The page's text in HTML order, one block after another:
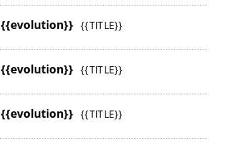
{{evolution}} {{TITLE}}
{{evolution}} {{TITLE}}
{{evolution}} {{TITLE}}